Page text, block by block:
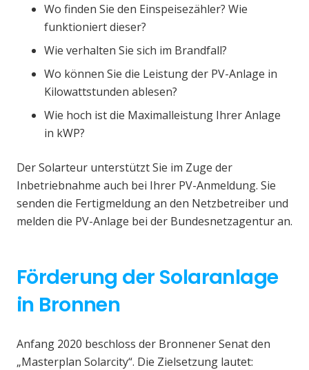
Wo finden Sie den Einspeisezähler? Wie
funktioniert dieser?
Wie verhalten Sie sich im Brandfall?
Wo können Sie die Leistung der PV-Anlage in
Kilowattstunden ablesen?
Wie hoch ist die Maximalleistung Ihrer Anlage
in kWP?
Der Solarteur unterstützt Sie im Zuge der
Inbetriebnahme auch bei Ihrer PV-Anmeldung. Sie
senden die Fertigmeldung an den Netzbetreiber und
melden die PV-Anlage bei der Bundesnetzagentur an.
Förderung der Solaranlage
in Bronnen
Anfang 2020 beschloss der Bronnener Senat den
„Masterplan Solarcity“. Die Zielsetzung lautet: